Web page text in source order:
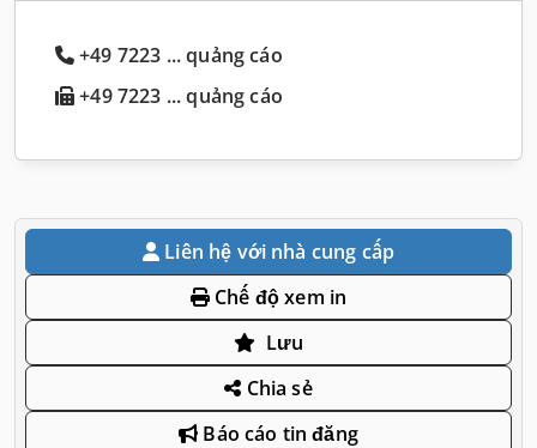
+49 7223 ... quảng cáo
+49 7223 ... quảng cáo
Liên hệ với nhà cung cấp
Chế độ xem in
Lưu
Chia sẻ
Báo cáo tin đăng